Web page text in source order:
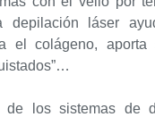
depilación láser
el colágeno, aporta
los sistemas de